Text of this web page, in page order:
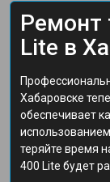
Ремонт
Lite в
Хабаровске
обеспечивает
теряйте время
400 Lite будет